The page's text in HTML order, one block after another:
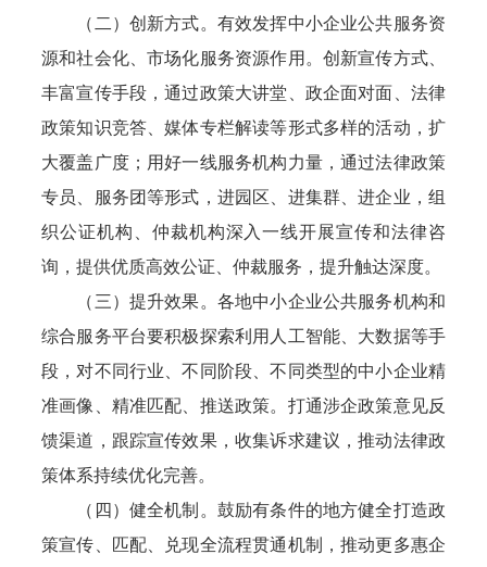
（二）创新方式。有效发挥中小企业公共服务资
源和社会化、市场化服务资源作用。创新宣传方式、
丰富宣传手段，通过政策大讲堂、政企面对面、法律
政策知识竞答、媒体专栏解读等形式多样的活动，扩
大覆盖广度；用好一线服务机构力量，通过法律政策
专员、服务团等形式，进园区、进集群、进企业，组
织公证机构、仲裁机构深入一线开展宣传和法律咨
询，提供优质高效公证、仲裁服务，提升触达深度。
（三）提升效果。各地中小企业公共服务机构和
综合服务平台要积极探索利用人工智能、大数据等手
段，对不同行业、不同阶段、不同类型的中小企业精
准画像、精准匹配、推送政策。打通涉企政策意见反
馈渠道，跟踪宣传效果，收集诉求建议，推动法律政
策体系持续优化完善。
（四）健全机制。鼓励有条件的地方健全打造政
策宣传、匹配、兑现全流程贯通机制，推动更多惠企